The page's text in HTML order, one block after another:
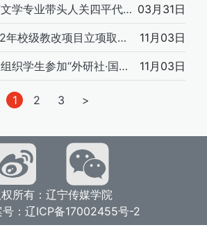
中文系汉语言文学专业带头人关四平代表性科研成果简介 03月31日
人文学院2022年校级教改项目立项取得显著成果 11月03日
人文学院积极组织学生参加“外研社·国才杯”大赛 11月03日
文
章
分
页
1 2 3 >
所有：辽宁传媒学院
号：辽ICP备17002455号-2